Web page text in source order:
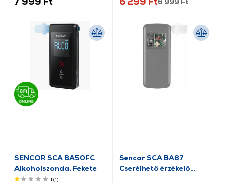
SENCOR SCA BA50FC
Alkoholszonda, Fekete
1(1)
Sencor SCA BA87
Cserélhető érzékelő